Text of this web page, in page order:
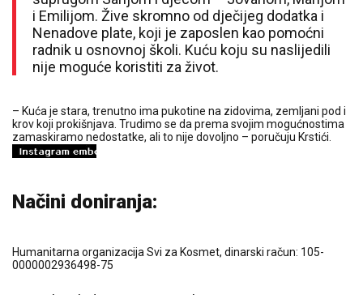
i Emilijom. Žive skromno od dječijeg dodatka i
Nenadove plate, koji je zaposlen kao pomoćni
radnik u osnovnoj školi. Kuću koju su naslijedili
nije moguće koristiti za život.
– Kuća je stara, trenutno ima pukotine na zidovima, zemljani pod i
krov koji prokišnjava. Trudimo se da prema svojim mogućnostima
zamaskiramo nedostatke, ali to nije dovoljno – poručuju Krstići.
Načini doniranja:
Humanitarna organizacija Svi za Kosmet, dinarski račun: 105-
0000002936498-75